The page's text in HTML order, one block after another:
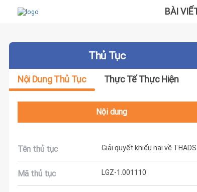
BÀI
Thủ Tục
Nội Dung Thủ Tục Thực Tế Thực Hiện
Nội dung
Tên thủ tục Giải quyết khiếu nại về
Mã thủ tục LGZ-1.001110